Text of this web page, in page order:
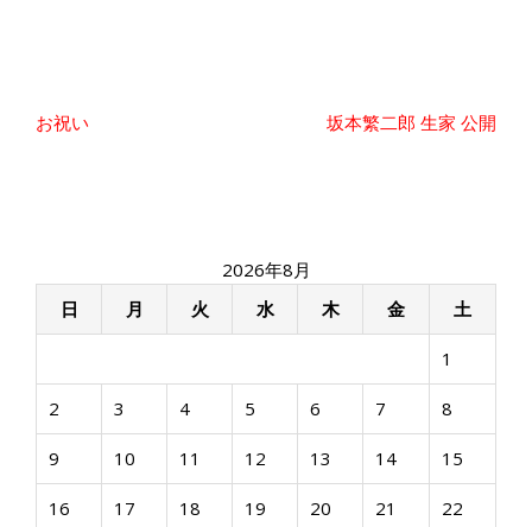
投
シ
ン
お祝い 坂本繁二郎 生家 公開
2026年8月
日
月 火 水 木 金 土
1
2 3 4 5 6 7 8
9 10 11 12 13 14 15
16 17 18 19 20 21 22